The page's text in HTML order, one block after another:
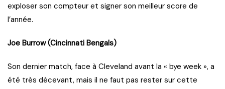
exploser son compteur et signer son meilleur score de
l’année.
Joe Burrow (Cincinnati Bengals)
Son dernier match, face à Cleveland avant la « bye week », a
été très décevant, mais il ne faut pas rester sur cette